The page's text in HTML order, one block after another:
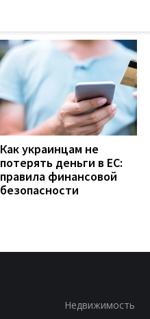
Как украинцам не
потерять деньги в ЕС:
правила финансовой
безопасности
Недвижимость